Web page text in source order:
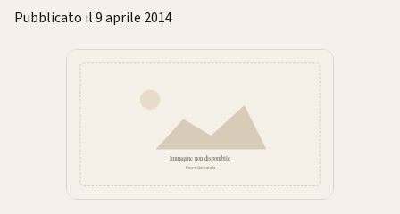
Pubblicato il 9 aprile 2014